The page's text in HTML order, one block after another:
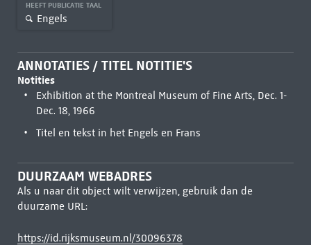
HEEFT PUBLICATIE TAAL
Engels
ANNOTATIES / TITEL NOTITIE'S
Notities
Exhibition at the Montreal Museum of Fine Arts, Dec. 1-
Dec. 18, 1966
Titel en tekst in het Engels en Frans
DUURZAAM WEBADRES
Als u naar dit object wilt verwijzen, gebruik dan de
duurzame URL:
https://id.rijksmuseum.nl/30096378